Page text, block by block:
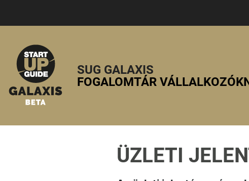
SUG GALAXIS
FOGALOMTÁR
ÜZLETI